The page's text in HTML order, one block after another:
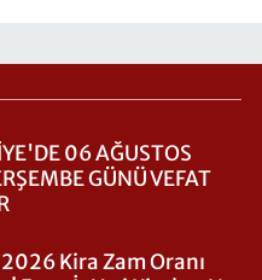
06 AĞUSTOS
GÜNÜ VEFAT
Kira Zam Oranı